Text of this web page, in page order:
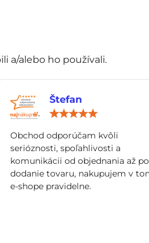
a/alebo ho používali.
Štefan
Obchod odporúčam kvôli
serióznosti, spoľahlivosti a
komunikácii od objednania až po
dodanie tovaru, nakupujem v
e-shope pravidelne.